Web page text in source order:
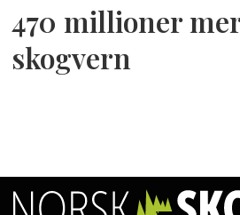
470 millioner
skogvern